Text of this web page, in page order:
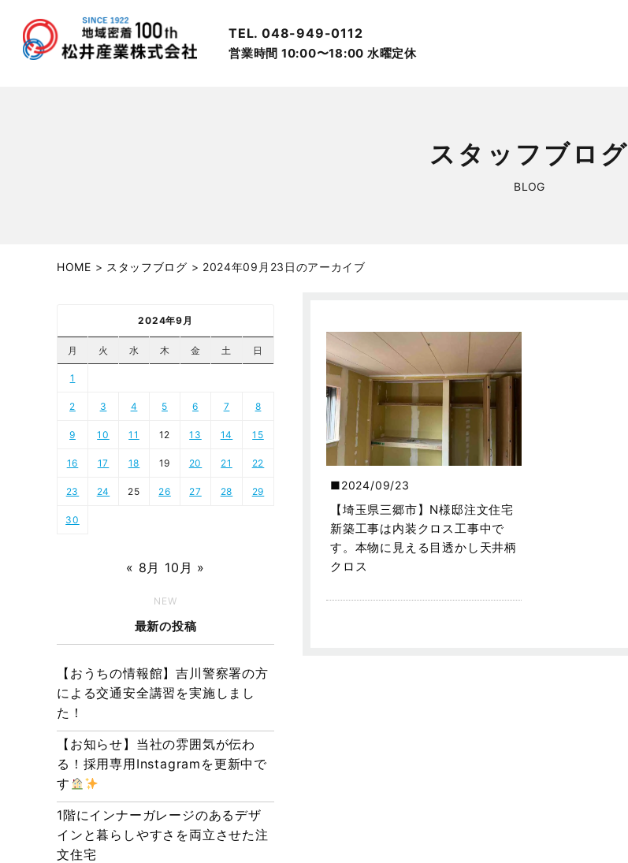
TEL. 048-949-0112
営業時間 10:00〜18:00 ⽔曜定休
BLOG
スタッフブログ
HOME > スタッフブログ > 2024年09月23日のアーカイブ
2024/09/23
【埼玉県三郷市】N様邸注文住宅
新築工事は内装クロス工事中で
す。本物に見える目透かし天井柄
クロス
2024年9月
月 火 水 木 金 土 日
1
2 3 4 5 6 7 8
9 10 11 12 13 14 15
16 17 18 19 20 21 22
23 24 25 26 27 28 29
30
« 8月 10月 »
NEW
最新の投稿
【おうちの情報館】吉川警察署の方
による交通安全講習を実施しまし
た！
【お知らせ】当社の雰囲気が伝わ
る！採用専用Instagramを更新中で
す
1階にインナーガレージのあるデザ
インと暮らしやすさを両立させた注
文住宅